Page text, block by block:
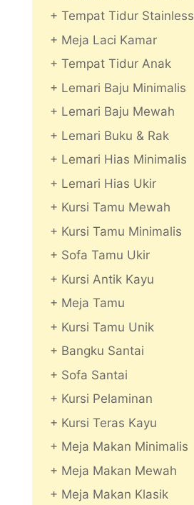
+ Tempat Tidur Stainless
+ Meja Laci Kamar
+ Tempat Tidur Anak
+ Lemari Baju Minimalis
+ Lemari Baju Mewah
+ Lemari Buku & Rak
+ Lemari Hias Minimalis
+ Lemari Hias Ukir
+ Kursi Tamu Mewah
+ Kursi Tamu Minimalis
+ Sofa Tamu Ukir
+ Kursi Antik Kayu
+ Meja Tamu
+ Kursi Tamu Unik
+ Bangku Santai
+ Sofa Santai
+ Kursi Pelaminan
+ Kursi Teras Kayu
+ Meja Makan Minimalis
+ Meja Makan Mewah
+ Meja Makan Klasik